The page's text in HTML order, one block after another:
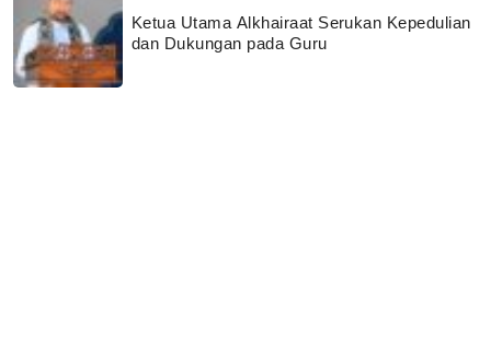
Ketua Utama Alkhairaat Serukan Kepedulian
dan Dukungan pada Guru